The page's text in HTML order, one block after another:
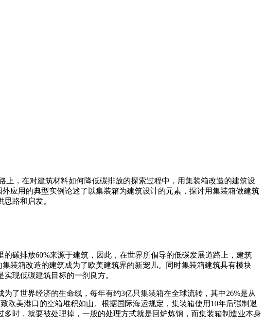
，在对建筑材料如何降低碳排放的探索过程中，用集装箱改造的建筑设
应用的典型实例论述了以集装箱为建筑设计的元素，探讨用集装箱做建筑
路和启发。
碳排放60%来源于建筑，因此，在世界所倡导的低碳发展道路上，建筑
装箱改造的建筑成为了欧美建筑界的新宠儿。同时集装箱建筑具有模块
现低碳建筑目标的一剂良方。
了世界经济的生命线，每年有约3亿只集装箱在全球流转，其中26%是从
欧美港口的空箱堆积如山。根据国际海运规定，集装箱使用10年后强制退
时，就要被处理掉，一般的处理方式就是回炉炼钢，而集装箱制造业本身